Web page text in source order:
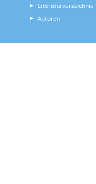
Literaturverzeichnis
Autoren